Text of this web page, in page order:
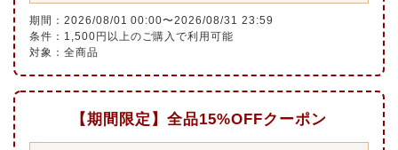
期間：2026/08/01 00:00〜2026/08/31 23:59
条件：1,500円以上のご購入で利用可能
対象：全商品
【期間限定】全品15%OFFクーポン